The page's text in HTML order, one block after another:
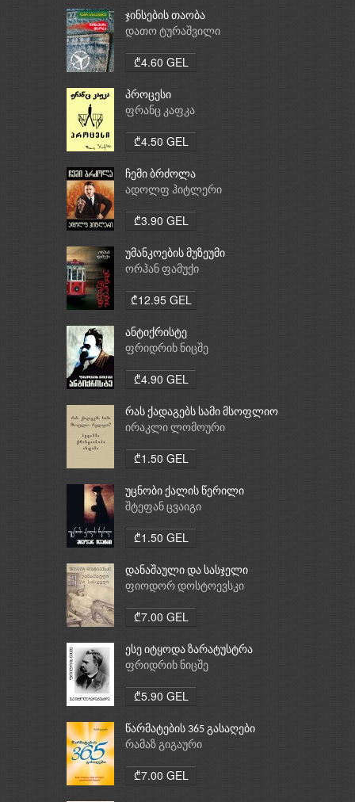
ჯინსების თაობა
დათო ტურაშვილი
₾4.60 GEL
პროცესი
ფრანც კაფკა
₾4.50 GEL
ჩემი ბრძოლა
ადოლფ ჰიტლერი
₾3.90 GEL
უმანკოების მუზეუმი
ორჰან ფამუქი
₾12.95 GEL
ანტიქრისტე
ფრიდრიხ ნიცშე
₾4.90 GEL
რას ქადაგებს სამი მსოფლიო
რელიგია: ბუდიზმი,
ირაკლი ლომოური
₾1.50 GEL
უცნობი ქალის წერილი
შტეფან ცვაიგი
₾1.50 GEL
დანაშაული და სასჯელი
ფიოდორ დოსტოევსკი
₾7.00 GEL
ესე იტყოდა ზარატუსტრა
ფრიდრიხ ნიცშე
₾5.90 GEL
წარმატების 365 გასაღები
რამაზ გიგაური
₾7.00 GEL